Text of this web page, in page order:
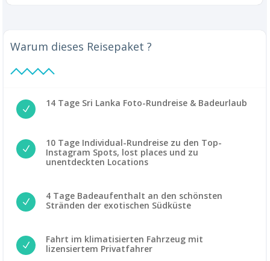
Warum dieses Reisepaket ?
N
14 Tage Sri Lanka Foto-Rundreise & Badeurlaub
N
10 Tage Individual-Rundreise zu den Top-
Instagram Spots, lost places und zu
unentdeckten Locations
N
4 Tage Badeaufenthalt an den schönsten
Stränden der exotischen Südküste
N
Fahrt im klimatisierten Fahrzeug mit
lizensiertem Privatfahrer